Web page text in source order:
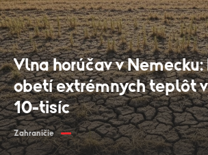
Vlna horúčav v Nemecku:
obetí extrémnych teplôt
10-tisíc
Zahraničie